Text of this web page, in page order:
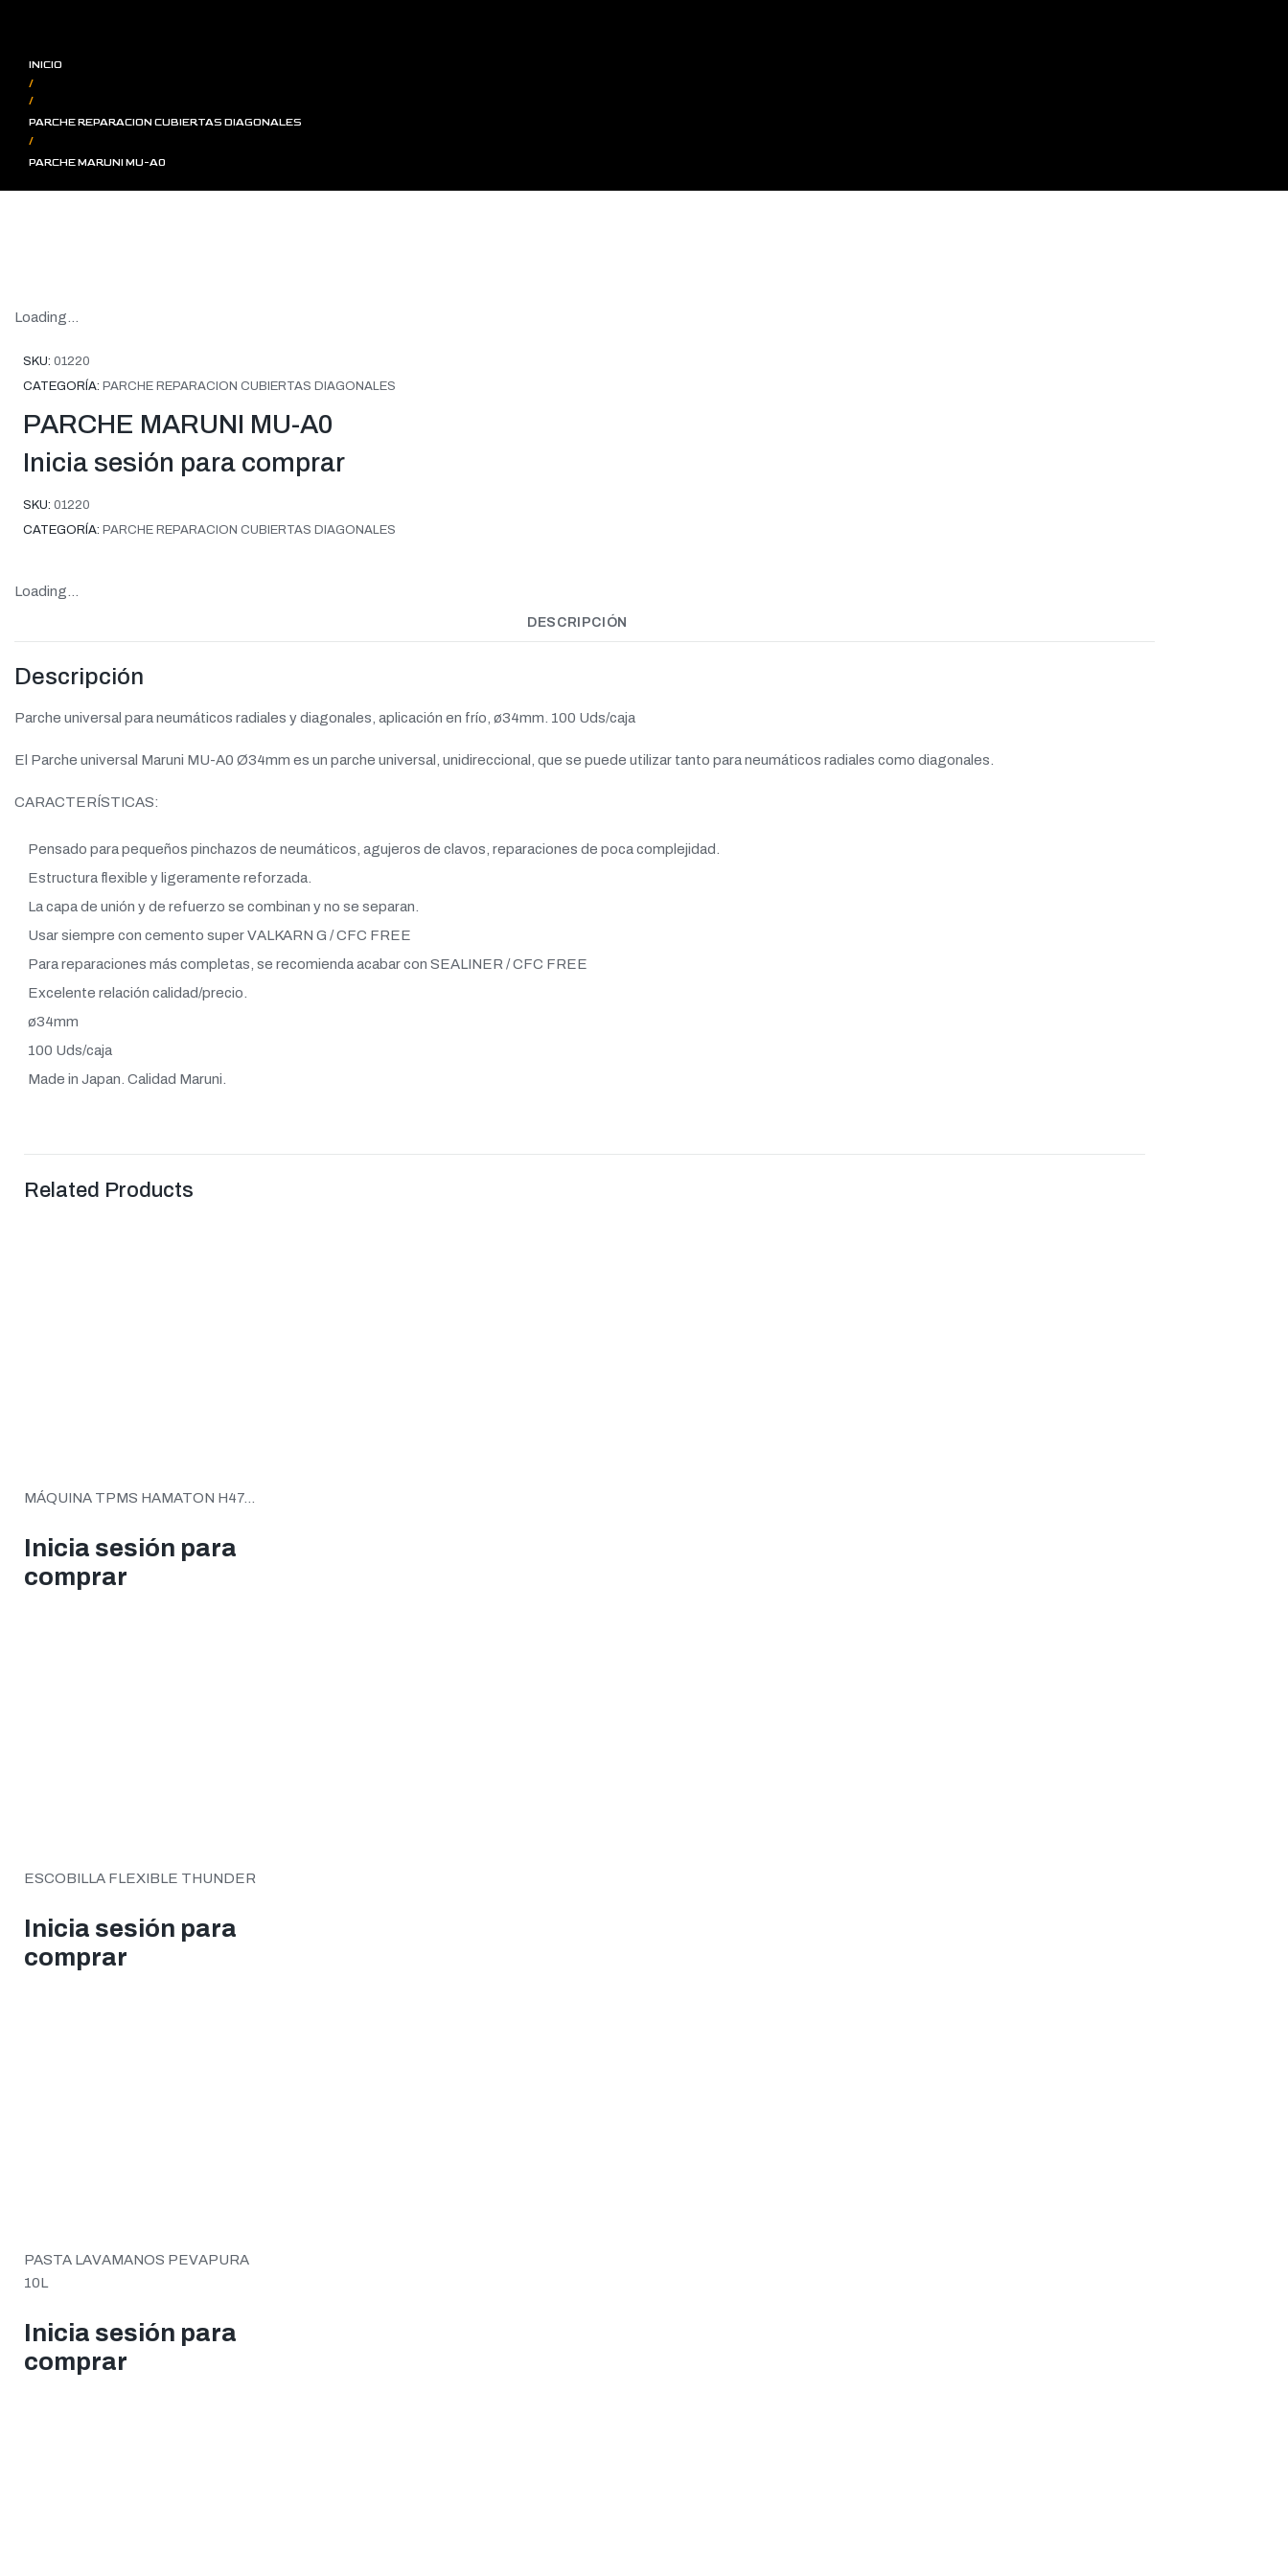
INICIO
/
/
PARCHE REPARACION CUBIERTAS DIAGONALES
/
PARCHE MARUNI MU-A0
Loading...
SKU: 01220
CATEGORÍA: PARCHE REPARACION CUBIERTAS DIAGONALES
PARCHE MARUNI MU-A0
Inicia sesión para comprar
SKU: 01220
CATEGORÍA: PARCHE REPARACION CUBIERTAS DIAGONALES
Loading...
DESCRIPCIÓN
Descripción
Parche universal para neumáticos radiales y diagonales, aplicación en frío, ø34mm. 100 Uds/caja
El Parche universal Maruni MU-A0 Ø34mm es un parche universal, unidireccional, que se puede utilizar tanto para neumáticos radiales como diagonales.
CARACTERÍSTICAS:
Pensado para pequeños pinchazos de neumáticos, agujeros de clavos, reparaciones de poca complejidad.
Estructura flexible y ligeramente reforzada.
La capa de unión y de refuerzo se combinan y no se separan.
Usar siempre con cemento super VALKARN G / CFC FREE
Para reparaciones más completas, se recomienda acabar con SEALINER / CFC FREE
Excelente relación calidad/precio.
ø34mm
100 Uds/caja
Made in Japan. Calidad Maruni.
Related Products
MÁQUINA TPMS HAMATON H47...
Inicia sesión para
comprar
ESCOBILLA FLEXIBLE THUNDER
Inicia sesión para
comprar
PASTA LAVAMANOS PEVAPURA
10L
Inicia sesión para
comprar